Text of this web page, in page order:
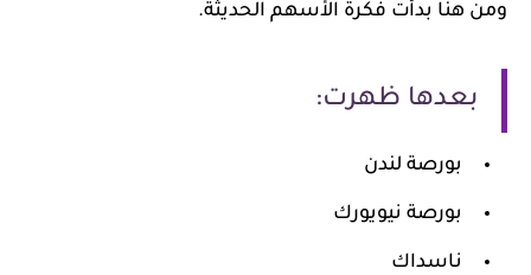
ومن هنا بدأت فكرة الأسهم الحديثة.
بعدها ظهرت:
بورصة لندن
بورصة نيويورك
ناسداك